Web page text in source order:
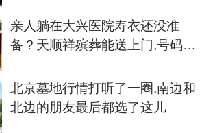
亲人躺在大兴医院寿衣还没准
备？天顺祥殡葬能送上门,号码我
北京墓地行情打听了一圈,南边和
北边的朋友最后都选了这儿